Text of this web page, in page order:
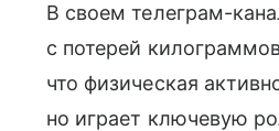
В своем телеграм-
с потерей
что физическая
но играет ключевую